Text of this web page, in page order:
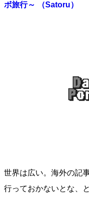
ボ旅行～ （Satoru）
世界は広い。海外の記
行っておかないとな、